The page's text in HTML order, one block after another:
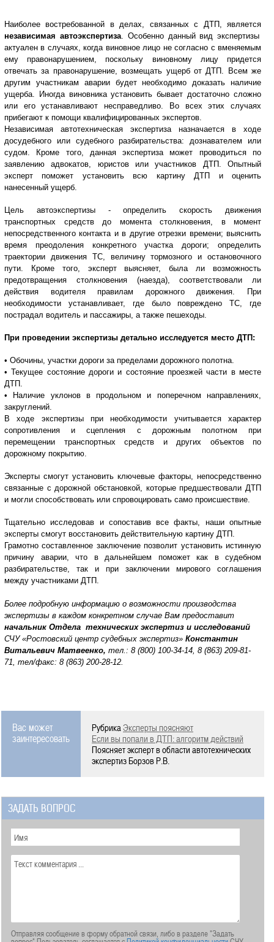
Наиболее востребованной в делах, связанных с ДТП, является
независимая автоэкспертиза. Особенно данный вид экспертизы
актуален в случаях, когда виновное лицо не согласно с вменяемым
ему правонарушением, поскольку виновному лицу придется
отвечать за правонарушение, возмещать ущерб от ДТП. Всем же
другим участникам аварии будет необходимо доказать наличие
ущерба. Иногда виновника установить бывает достаточно сложно
или его устанавливают несправедливо. Во всех этих случаях
прибегают к помощи квалифицированных экспертов.
Независимая автотехническая экспертиза назначается в ходе
досудебного или судебного разбирательства: дознавателем или
судом. Кроме того, данная экспертиза может проводиться по
заявлению адвокатов, юристов или участников ДТП. Опытный
эксперт поможет установить всю картину ДТП и оценить
нанесенный ущерб.
Цель автоэкспертизы - определить скорость движения
транспортных средств до момента столкновения, в момент
непосредственного контакта и в другие отрезки времени; выяснить
время преодоления конкретного участка дороги; определить
траектории движения ТС, величину тормозного и остановочного
пути. Кроме того, эксперт выясняет, была ли возможность
предотвращения столкновения (наезда), соответствовали ли
действия водителя правилам дорожного движения. При
необходимости устанавливает, где было повреждено ТС, где
пострадал водитель и пассажиры, а также пешеходы.
При проведении экспертизы детально исследуется место ДТП:
• Обочины, участки дороги за пределами дорожного полотна.
• Текущее состояние дороги и состояние проезжей части в месте
ДТП.
• Наличие уклонов в продольном и поперечном направлениях,
закруглений.
В ходе экспертизы при необходимости учитывается характер
сопротивления и сцепления с дорожным полотном при
перемещении транспортных средств и других объектов по
дорожному покрытию.
Эксперты смогут установить ключевые факторы, непосредственно
связанные с дорожной обстановкой, которые предшествовали ДТП
и могли способствовать или спровоцировать само происшествие.
Тщательно исследовав и сопоставив все факты, наши опытные
эксперты смогут восстановить действительную картину ДТП.
Грамотно составленное заключение позволит установить истинную
причину аварии, что в дальнейшем поможет как в судебном
разбирательстве, так и при заключении мирового соглашения
между участниками ДТП.
Более подробную информацию о возможности производства
экспертизы в каждом конкретном случае Вам предоставит
начальник Отдела технических экспертиз и исследований
СЧУ «Ростовский центр судебных экспертиз» Константин
Витальевич Матвеенко, тел.: 8 (800) 100-34-14, 8 (863) 209-81-
71, тел/факс: 8 (863) 200-28-12.
Вас может
заинтересовать
РубрикаЭксперты поясняют
Если вы попали в ДТП: алгоритм действий
Поясняет эксперт в области автотехнических
экспертиз Борзов Р.В.
ЗАДАТЬ ВОПРОС
Отправляя сообщение в форму обратной связи, либо в разделе "Задать